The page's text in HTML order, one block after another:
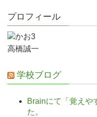
プロフィール
高橋誠一
学校ブログ
Brainにて「覚えや
た。